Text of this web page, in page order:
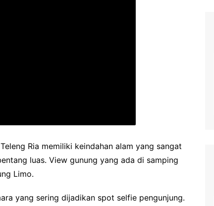
Ria memiliki keindahan alam yang sangat
luas. View gunung yang ada di samping
Limo.
yang sering dijadikan spot selfie pengunjung.